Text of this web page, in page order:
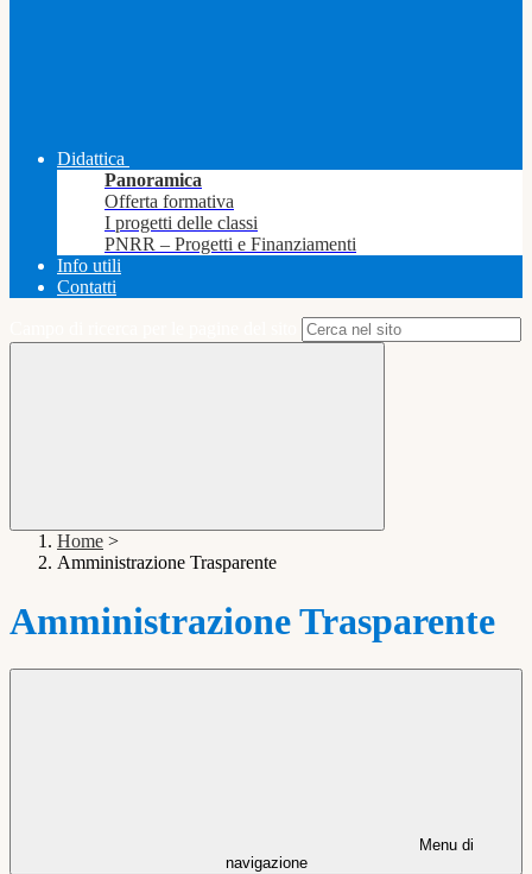
Didattica
Panoramica
Offerta formativa
I progetti delle classi
PNRR – Progetti e Finanziamenti
Info utili
Contatti
Home >
Amministrazione Trasparente
Amministrazione Trasparente
Menu di
navigazione